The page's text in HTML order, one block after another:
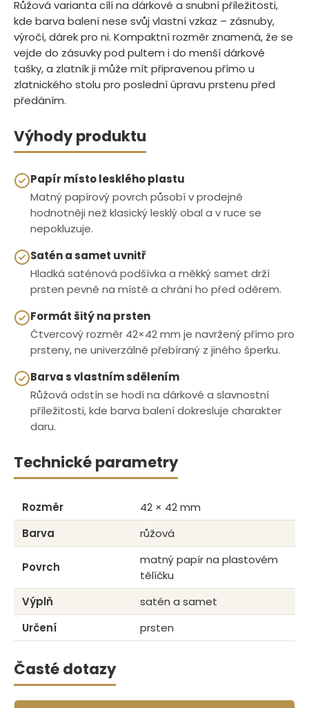
Růžová varianta cílí na dárkové a snubní příležitosti,
kde barva balení nese svůj vlastní vzkaz – zásnuby,
výročí, dárek pro ni. Kompaktní rozměr znamená, že se
vejde do zásuvky pod pultem i do menší dárkové
tašky, a zlatník ji může mít připravenou přímo u
zlatnického stolu pro poslední úpravu prstenu před
předáním.
Výhody produktu
Papír místo lesklého plastu
Matný papírový povrch působí v prodejně
hodnotněji než klasický lesklý obal a v ruce se
nepokluzuje.
Satén a samet uvnitř
Hladká saténová podšívka a měkký samet drží
prsten pevně na místě a chrání ho před oděrem.
Formát šitý na prsten
Čtvercový rozměr 42×42 mm je navržený přímo pro
prsteny, ne univerzálně přebíraný z jiného šperku.
Barva s vlastním sdělením
Růžová odstín se hodí na dárkové a slavnostní
příležitosti, kde barva balení dokresluje charakter
daru.
Technické parametry
Rozměr
42 × 42 mm
Barva
růžová
Povrch
matný papír na plastovém
tělíčku
Výplň
satén a samet
Určení
prsten
Časté dotazy